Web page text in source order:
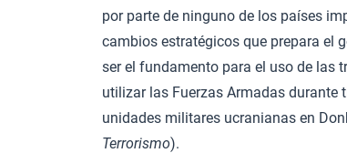
por parte de ninguno de los países
cambios estratégicos que prepara el
ser el fundamento para el uso de las
utilizar las Fuerzas Armadas durante
unidades militares ucranianas en
Terrorismo).